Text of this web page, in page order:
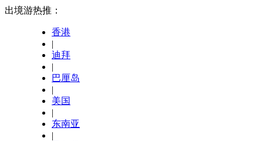
出境游热推：
香港
|
迪拜
|
巴厘岛
|
美国
|
东南亚
|